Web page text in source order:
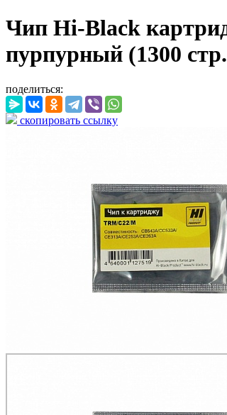
Чип Hi-Black
пурпурный (1300
поделиться:
скопировать ссылку